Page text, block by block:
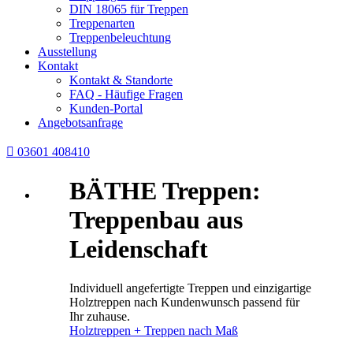
DIN 18065 für Treppen
Treppenarten
Treppenbeleuchtung
Ausstellung
Kontakt
Kontakt & Standorte
FAQ - Häufige Fragen
Kunden-Portal
Angebotsanfrage
 03601 408410
BÄTHE Treppen:
Treppenbau aus
Leidenschaft
Individuell angefertigte Treppen und einzigartige
Holztreppen nach Kundenwunsch passend für
Ihr zuhause.
Holztreppen + Treppen nach Maß